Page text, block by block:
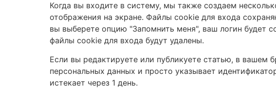
Когда вы входите в систему, мы также создаем
отображения на экране. Файлы cookie для входа
вы выберете опцию "Запомнить меня", ваш логин будет
файлы cookie для входа будут удалены.
Если вы редактируете или публикуете статью, в вашем
персональных данных и просто указывает
истекает через 1 день.